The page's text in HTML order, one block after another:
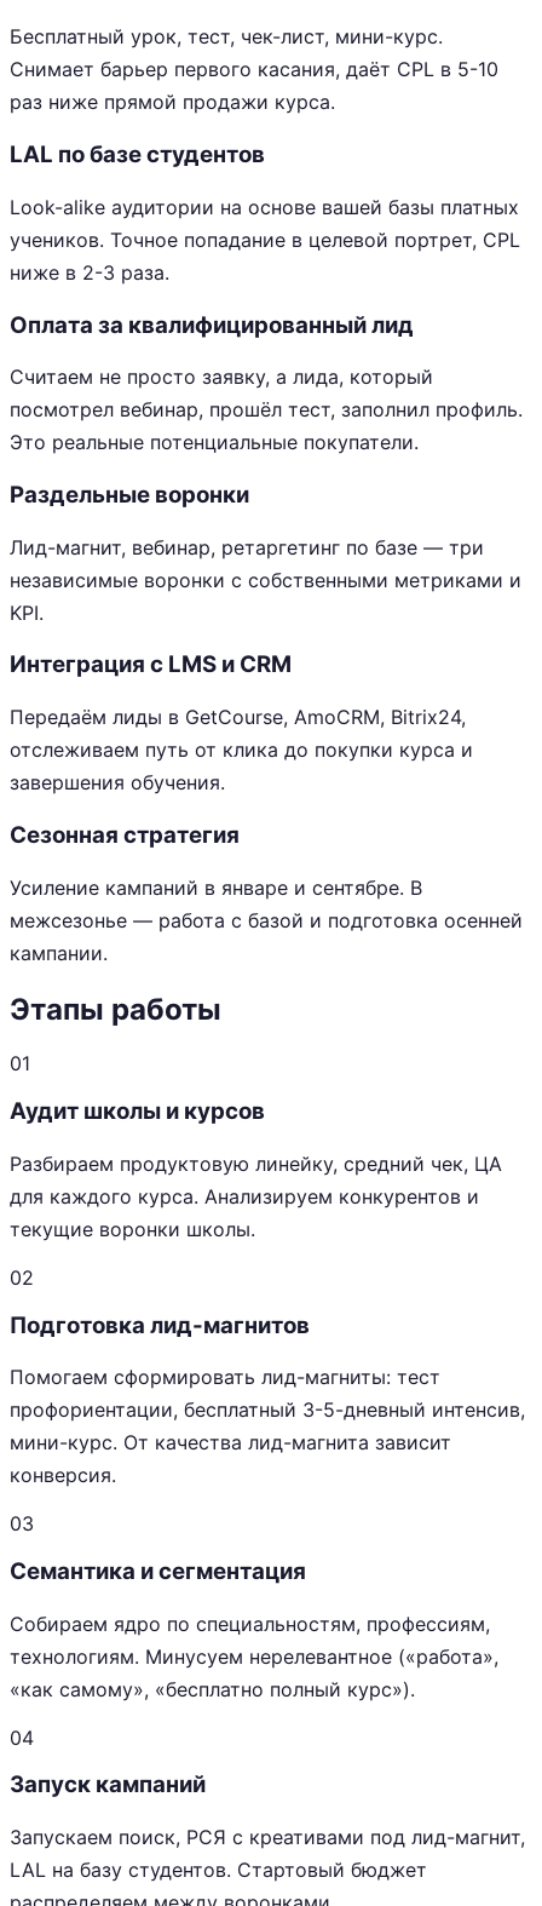
Бесплатный урок, тест, чек-лист, мини-курс.
Снимает барьер первого касания, даёт CPL в 5-10
раз ниже прямой продажи курса.
LAL по базе студентов
Look-alike аудитории на основе вашей базы платных
учеников. Точное попадание в целевой портрет, CPL
ниже в 2-3 раза.
Оплата за квалифицированный лид
Считаем не просто заявку, а лида, который
посмотрел вебинар, прошёл тест, заполнил профиль.
Это реальные потенциальные покупатели.
Раздельные воронки
Лид-магнит, вебинар, ретаргетинг по базе — три
независимые воронки с собственными метриками и
KPI.
Интеграция с LMS и CRM
Передаём лиды в GetCourse, AmoCRM, Bitrix24,
отслеживаем путь от клика до покупки курса и
завершения обучения.
Сезонная стратегия
Усиление кампаний в январе и сентябре. В
межсезонье — работа с базой и подготовка осенней
кампании.
Этапы работы
01
Аудит школы и курсов
Разбираем продуктовую линейку, средний чек, ЦА
для каждого курса. Анализируем конкурентов и
текущие воронки школы.
02
Подготовка лид-магнитов
Помогаем сформировать лид-магниты: тест
профориентации, бесплатный 3-5-дневный интенсив,
мини-курс. От качества лид-магнита зависит
конверсия.
03
Семантика и сегментация
Собираем ядро по специальностям, профессиям,
технологиям. Минусуем нерелевантное («работа»,
«как самому», «бесплатно полный курс»).
04
Запуск кампаний
Запускаем поиск, РСЯ с креативами под лид-магнит,
LAL на базу студентов. Стартовый бюджет